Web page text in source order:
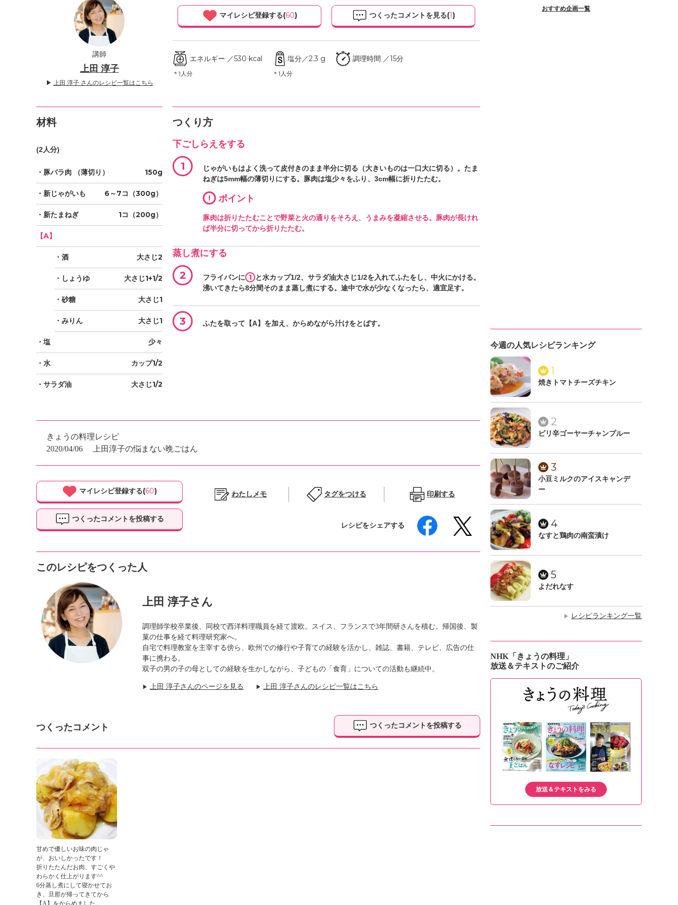
講師
上田 淳子
▶ 上田 淳子 さんのレシピ一覧はこちら
マイレシピ登録する(60) つくったコメントを見る(1)
エネルギー ／530 kcal
＊1人分
塩分／2.3 g
＊1人分
調理時間 ／15分
材料
(2人分)
・豚バラ肉 （薄切り） 150g
・新じゃがいも 6～7コ（300g）
・新たまねぎ 1コ（200g）
【A】
・酒 大さじ2
・しょうゆ 大さじ1+1/2
・砂糖 大さじ1
・みりん 大さじ1
・塩 少々
・水 カップ1/2
・サラダ油 大さじ1/2
つくり方
下ごしらえをする
1
じゃがいもはよく洗って皮付きのまま半分に切る（大きいものは一口大に切る）。たま
ねぎは5mm幅の薄切りにする。豚肉は塩少々をふり、3cm幅に折りたたむ。
! ポイント
豚肉は折りたたむことで野菜と火の通りをそろえ、うまみを凝縮させる。豚肉が長けれ
ば半分に切ってから折りたたむ。
蒸し煮にする
2 フライパンに 1 と水カップ1/2、サラダ油大さじ1/2を入れてふたをし、中火にかける。
沸いてきたら8分間そのまま蒸し煮にする。途中で水が少なくなったら、適宜足す。
3 ふたを取って【A】を加え、からめながら汁けをとばす。
きょうの料理レシピ
2020/04/06
上田淳子の悩まない晩ごはん
マイレシピ登録する(60)
つくったコメントを投稿する
わたしメモ タグをつける 印刷する
レシピをシェアする
このレシピをつくった人
上田 淳子さん
調理師学校卒業後、同校で西洋料理職員を経て渡欧。スイス、フランスで3年間研さんを積む。帰国後、製
菓の仕事を経て料理研究家へ。
自宅で料理教室を主宰する傍ら、欧州での修行や子育ての経験を活かし、雑誌、書籍、テレビ、広告の仕
事に携わる。
双子の男の子の母としての経験を生かしながら、子どもの「食育」についての活動も継続中。
▶ 上田 淳子さんのページを見る ▶ 上田 淳子さんのレシピ一覧はこちら
つくったコメント つくったコメントを投稿する
甘めで優しいお味の肉じゃ
が、おいしかったです！
折りたたんだお肉、すごくや
わらかく仕上がります^^
6分蒸し煮にして寝かせてお
き、旦那が帰ってきてから
【A】をからめました。
おすすめ企画一覧
今週の人気レシピランキング
1
焼きトマトチーズチキン
2
ピリ辛ゴーヤーチャンプルー
3
小豆ミルクのアイスキャンデ
ー
4
なすと鶏肉の南蛮漬け
5
よだれなす
▶ レシピランキング一覧
NHK「きょうの料理」
放送＆テキストのご紹介
放送＆テキストをみる